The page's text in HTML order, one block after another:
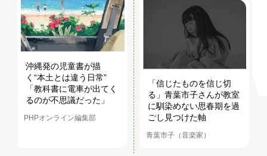
沖縄発の児童書が描
く“本土とは違う日常”
「教科書に電車が出てく
るのが不思議だった」
PHPオンライン編集部
「信じたものを信じ切
る」青葉市子さんが教室
に馴染めない思春期を過
ごし見つけた軸
青葉市子（音楽家）